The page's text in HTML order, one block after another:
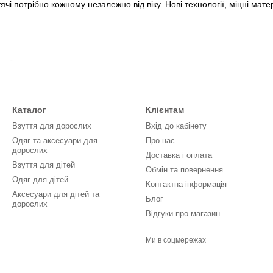
потрібно кожному незалежно від віку. Нові технології, міцні
носок, щоб запобігти здавлюванню пальців і забезпечити
матеріалів або шкіри, щоб забезпечити комфорт і
запобігають натиранню та забезпечують зручність.
шнурівки. Таким чином дитина зможе без перешкод
для додаткової фіксації стопи.
варіантах, щоб зменшити навантаження на суглоби та
Каталог
Взуття для дорослих
Одяг та аксесуари для
дорослих
Взуття для дітей
Одяг для дітей
Аксесуари для дітей та
дорослих
Клієнтам
Вхід до кабінету
Про нас
Доставка і оплата
Обмін та повернення
Контактна інформація
Блог
Відгуки про магазин
Ми в соцмережах